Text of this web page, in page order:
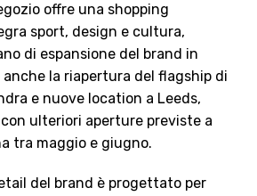
offre una shopping
sport, design e cultura,
di espansione del brand in
la riapertura del flagship di
e nuove location a Leeds,
ulteriori aperture previste a
tra maggio e giugno.
del brand è progettato per